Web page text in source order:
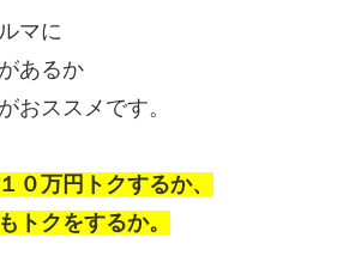
マに
あるか
おススメです。
０万円トクするか、
トクをするか。